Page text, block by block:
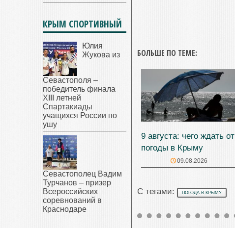
БОЛЬШЕ ПО ТЕМЕ:
9 августа: чего ждать от
погоды в Крыму
09.08.2026
С тегами: ПОГОДА В КРЫМУ
КРЫМ СПОРТИВНЫЙ
Юлия
Жукова из
Севастополя –
победитель финала
XIII летней
Спартакиады
учащихся России по
ушу
Севастополец Вадим
Турчанов – призер
Всероссийских
соревнований в
Краснодаре